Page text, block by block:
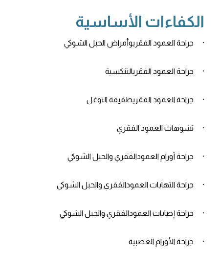
الكفاءات الأساسية
· جراحة العمود الفقريوأمراض الحبل الشوكي
· جراحة العمود الفقريالتنكسية
· جراحة العمود الفقريطفيفة التوغل
· تشوهات العمود الفقري
· جراحة أورام العمودالفقري والحبل الشوكي
· جراحة التهابات العمودالفقري والحبل الشوكي
· جراحة إصابات العمودالفقري والحبل الشوكي
· جراحة الأورام العصبية